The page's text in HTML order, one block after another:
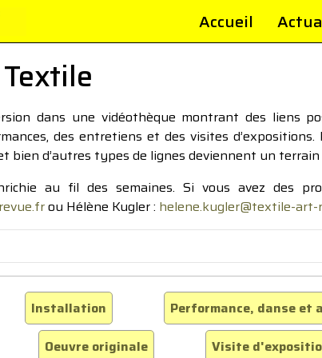
Accueil
dans une vidéothèque montrant des
des entretiens et des visites
bien d’autres types de lignes deviennent un
au fil des semaines. Si vous avez des
ou Hélène Kugler : helene.kugler@textile-
Installation Performance, danse et
Oeuvre originale
Visite